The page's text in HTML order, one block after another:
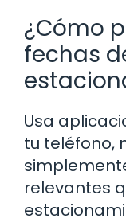
¿Cómo
fechas
Usa
tu teléfono,
relevantes